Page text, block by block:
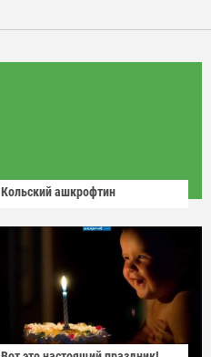
Кольский ашкрофтин